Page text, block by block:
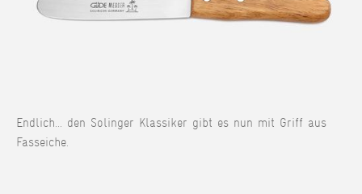
Endlich... den Solinger Klassiker gibt es nun mit Griff aus
Fasseiche.